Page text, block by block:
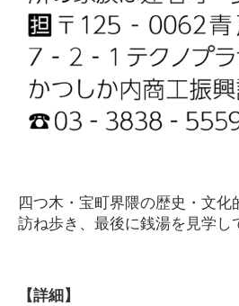
四つ木・宝町界隈の歴史・文化
訪ね歩き、最後に銭湯を見学し
【詳細】